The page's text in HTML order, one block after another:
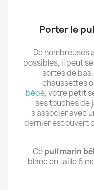
Porter le
De nombreuses
possibles, il peut
sortes de
chaussettes
bébé, votre petit
ses touches de
s'associer avec
dernier est ouvert
Cepull marin
blanc en taille 6